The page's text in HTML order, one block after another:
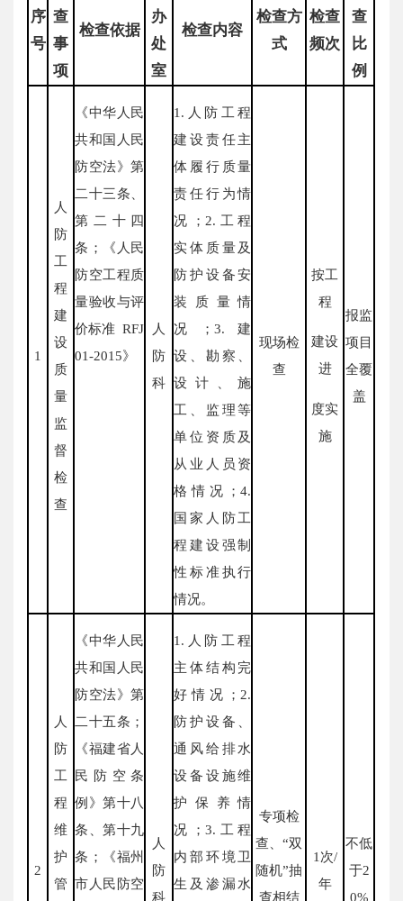
序
号
查
事
项
检查依据
办
处
室
检查内容
检查方
式
检查
频次
查
比
例
1
人
防
工
程
建
设
质
量
监
督
检
查
《中华人民
共和国人民
防空法》第
二十三条、
第二十四
条；《人民
防空工程质
量验收与评
价标准 RFJ
01-2015》
人
防
科
1.人防工程
建设责任主
体履行质量
责任行为情
况；2.工程
实体质量及
防护设备安
装质量情
况；3.建
设、勘察、
设计、施
工、监理等
单位资质及
从业人员资
格情况；4.
国家人防工
程建设强制
性标准执行
情况。
现场检
查
按工
程
建设
进
度实
施
报监
项目
全覆
盖
2
人
防
工
程
维
护
管
《中华人民
共和国人民
防空法》第
二十五条；
《福建省人
民防空条
例》第十八
条、第十九
条；《福州
市人民防空
人
防
科
1.人防工程
主体结构完
好情况；2.
防护设备、
通风给排水
设备设施维
护保养情
况；3.工程
内部环境卫
生及渗漏水
专项检
查、“双
随机”抽
查相结
1次/
年
不低
于2
0%